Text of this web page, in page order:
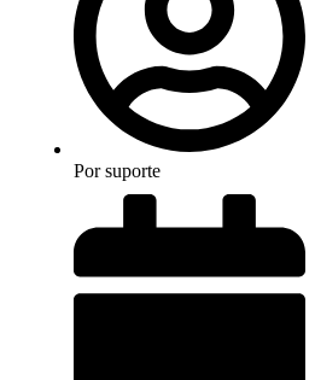
Porsuporte